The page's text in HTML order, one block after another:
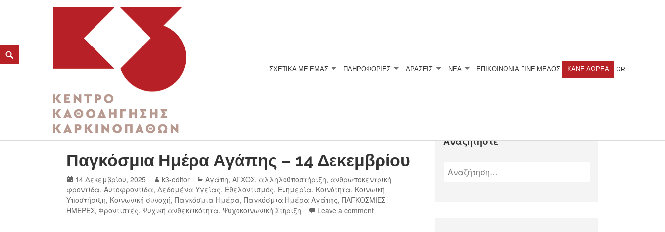
K3
ΚΕΝΤΡΟ ΚΑΘΟΔΗΓΗΣΗΣ ΚΑΡΚΙΝΟΠΑΘΩΝ
ΣΧΕΤΙΚΆ ΜΕ ΕΜΆΣ ΠΛΗΡΟΦΟΡΙΕΣ ΔΡΑΣΕΙΣ ΝΕΑ ΕΠΙΚΟΙΝΩΝΙΑ ΓΊΝΕ ΜΈΛΟΣ ΚΆΝΕ ΔΩΡΕΆ GR
ΚΑΤΗΓΟΡΊΑ:
Παγκόσμια Ημέρα Αγάπης – 14 Δεκεμβρίου
14 Δεκεμβρίου, 2025 k3-editor Αγάπη,ΑΓΧΟΣ, αλληλοϋποστήριξη, ανθρωποκεντρική
φροντίδα,Αυτοφροντίδα,Δεδομένα Υγείας, Εθελοντισμός, Ευημερία, Κοινότητα, Κοινωική
Υποστήριξη, Κοινωνική συνοχή,Παγκόσμια Ημέρα,Παγκόσμια Ημέρα Αγάπης,ΠΑΓΚΟΣΜΙΕΣ
ΗΜΕΡΕΣ, Φροντιστές, Ψυχική ανθεκτικότητα, Ψυχοκοινωνική Στήριξη Leave a comment
Αναζητήστε